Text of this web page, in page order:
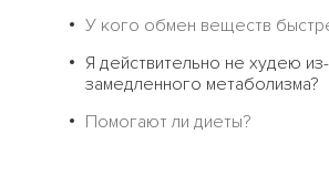
У кого обмен веществ
Я действительно не худею
замедленного метаболизма?
Помогают ли диеты?